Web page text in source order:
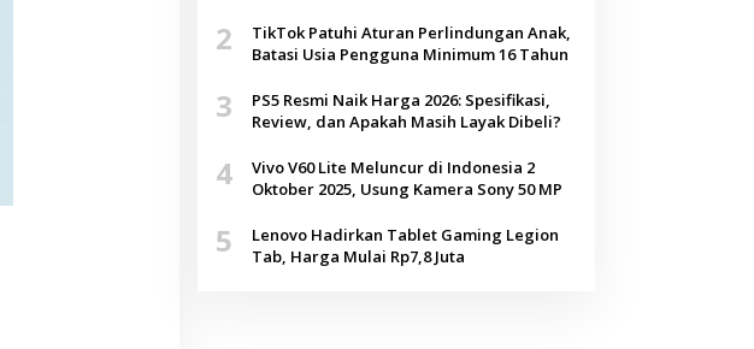
2
TikTok Patuhi Aturan Perlindungan Anak,
Batasi Usia Pengguna Minimum 16 Tahun
3
PS5 Resmi Naik Harga 2026: Spesifikasi,
Review, dan Apakah Masih Layak Dibeli?
4
Vivo V60 Lite Meluncur di Indonesia 2
Oktober 2025, Usung Kamera Sony 50 MP
5
Lenovo Hadirkan Tablet Gaming Legion
Tab, Harga Mulai Rp7,8 Juta